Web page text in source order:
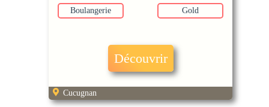
Boulangerie Gold
Découvrir
Cucugnan